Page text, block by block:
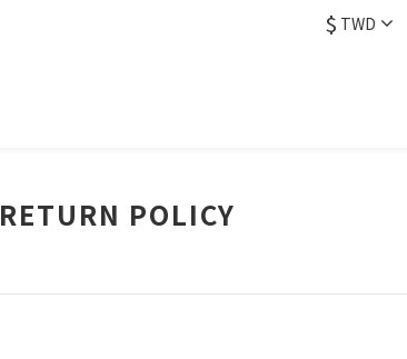
$ TWD
RETURN POLICY